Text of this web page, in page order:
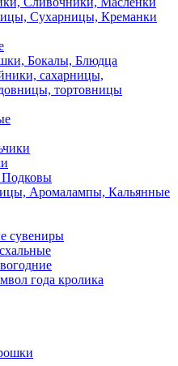
Сухарницы, Креманки
Бокалы, Блюдца
сахарницы,
тортовницы
Аромалампы, Кальянные
сувениры
года кролика